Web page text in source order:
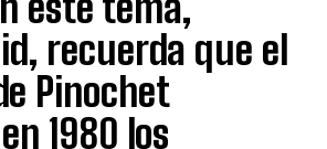
recuerda que el
Pinochet
1980 los